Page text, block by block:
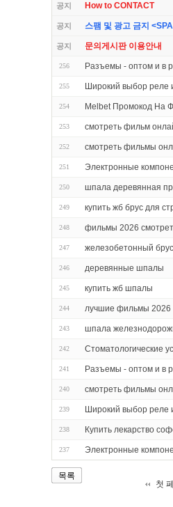
공지 How to CONTACT
공지 스팸 및 광고 금지
공지 문의게시판 이용안내
256 Разъемы - оптом и в
255 Широкий выбор реле
254 Melbet Промокод На
253 смотреть фильм
252 смотреть фильмы
251 Электронные
250 шпала деревянная
249 купить жб брус для
248 фильмы 2026
247 железобетонный
246 деревянные шпалы
245 купить жб шпалы
244 лучшие фильмы 2026
243 шпала
242 Стоматологические
241 Разъемы - оптом и в
240 смотреть фильмы
239 Широкий выбор реле
238 Купить лекарство
237 Электронные
목록
첫